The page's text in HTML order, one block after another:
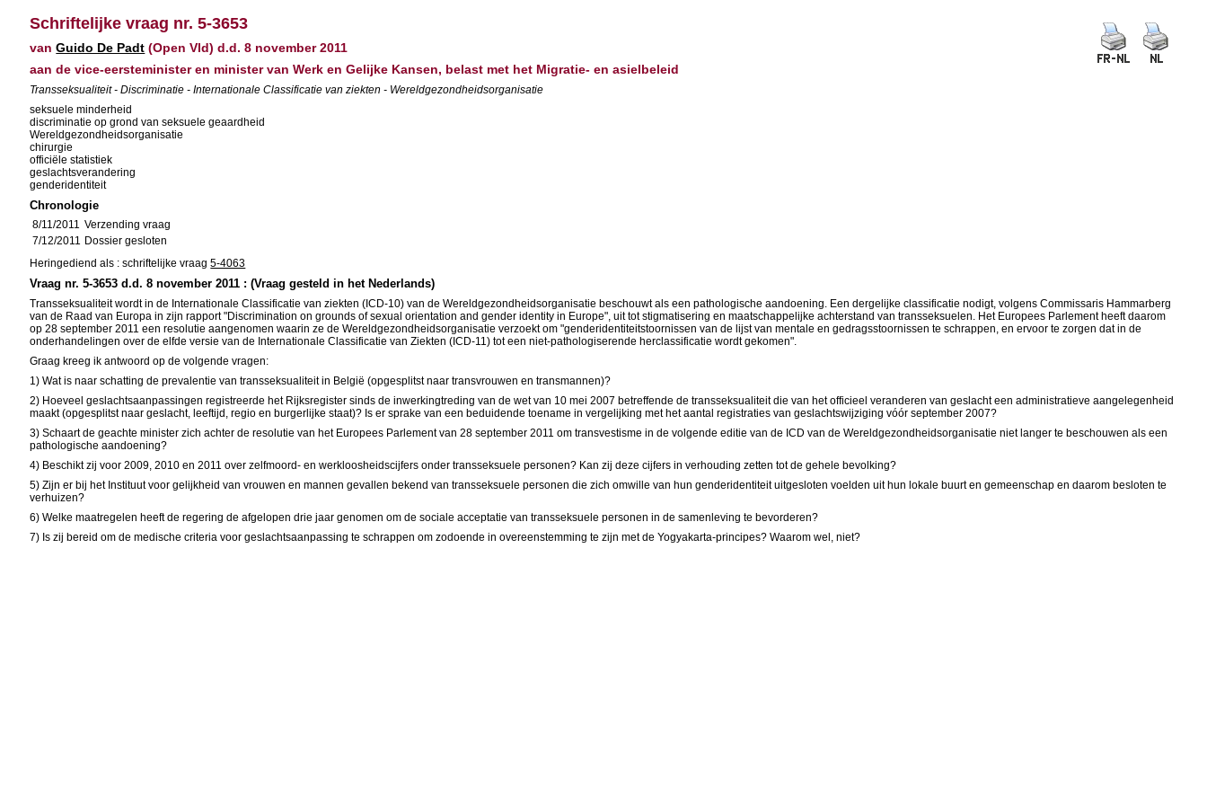
Schriftelijke vraag nr. 5-3653
vanGuido De Padt (Open Vld) d.d. 8 november 2011
aan de vice-eersteminister en minister van Werk en Gelijke Kansen, belast met het Migratie- en asielbeleid
Transseksualiteit - Discriminatie - Internationale Classificatie van ziekten - Wereldgezondheidsorganisatie
seksuele minderheid
discriminatie op grond van seksuele geaardheid
Wereldgezondheidsorganisatie
chirurgie
officiële statistiek
geslachtsverandering
genderidentiteit
Chronologie
8/11/2011 Verzending vraag
7/12/2011 Dossier gesloten
Heringediend als : schriftelijke vraag5-4063
Vraag nr. 5-3653 d.d. 8 november 2011 : (Vraag gesteld in het Nederlands)
Transseksualiteit wordt in de Internationale Classificatie van ziekten (ICD-10) van de Wereldgezondheidsorganisatie beschouwt als een pathologische aandoening. Een dergelijke classificatie nodigt, volgens Commissaris Hammarberg
van de Raad van Europa in zijn rapport "Discrimination on grounds of sexual orientation and gender identity in Europe", uit tot stigmatisering en maatschappelijke achterstand van transseksuelen. Het Europees Parlement heeft daarom
op 28 september 2011 een resolutie aangenomen waarin ze de Wereldgezondheidsorganisatie verzoekt om "genderidentiteitstoornissen van de lijst van mentale en gedragsstoornissen te schrappen, en ervoor te zorgen dat in de
onderhandelingen over de elfde versie van de Internationale Classificatie van Ziekten (ICD-11) tot een niet-pathologiserende herclassificatie wordt gekomen".
Graag kreeg ik antwoord op de volgende vragen:
1) Wat is naar schatting de prevalentie van transseksualiteit in België (opgesplitst naar transvrouwen en transmannen)?
2) Hoeveel geslachtsaanpassingen registreerde het Rijksregister sinds de inwerkingtreding van de wet van 10 mei 2007 betreffende de transseksualiteit die van het officieel veranderen van geslacht een administratieve aangelegenheid
maakt (opgesplitst naar geslacht, leeftijd, regio en burgerlijke staat)? Is er sprake van een beduidende toename in vergelijking met het aantal registraties van geslachtswijziging vóór september 2007?
3) Schaart de geachte minister zich achter de resolutie van het Europees Parlement van 28 september 2011 om transvestisme in de volgende editie van de ICD van de Wereldgezondheidsorganisatie niet langer te beschouwen als een
pathologische aandoening?
4) Beschikt zij voor 2009, 2010 en 2011 over zelfmoord- en werkloosheidscijfers onder transseksuele personen? Kan zij deze cijfers in verhouding zetten tot de gehele bevolking?
5) Zijn er bij het Instituut voor gelijkheid van vrouwen en mannen gevallen bekend van transseksuele personen die zich omwille van hun genderidentiteit uitgesloten voelden uit hun lokale buurt en gemeenschap en daarom besloten te
verhuizen?
6) Welke maatregelen heeft de regering de afgelopen drie jaar genomen om de sociale acceptatie van transseksuele personen in de samenleving te bevorderen?
7) Is zij bereid om de medische criteria voor geslachtsaanpassing te schrappen om zodoende in overeenstemming te zijn met de Yogyakarta-principes? Waarom wel, niet?